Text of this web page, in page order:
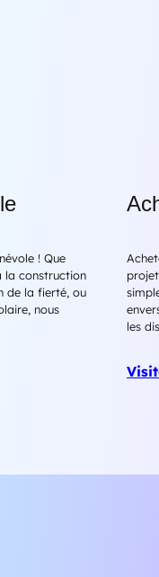
! Que
la construction
de la fierté, ou
nous
les